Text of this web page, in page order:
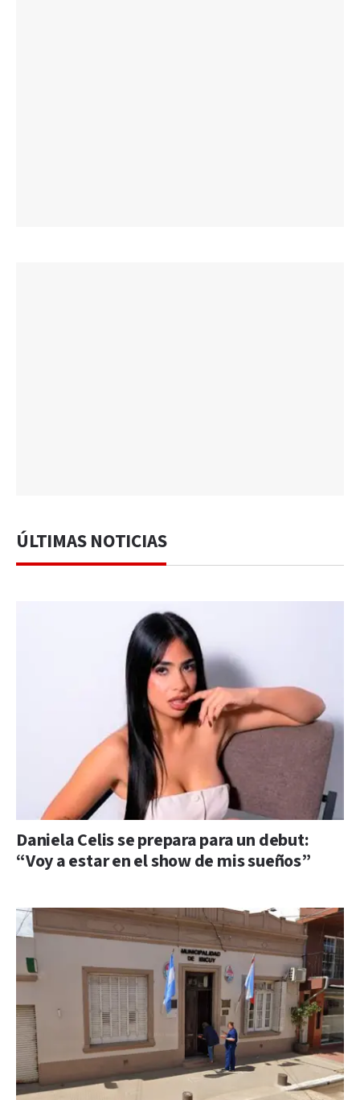
ÚLTIMAS NOTICIAS
Daniela Celis se prepara para un debut:
“Voy a estar en el show de mis sueños”